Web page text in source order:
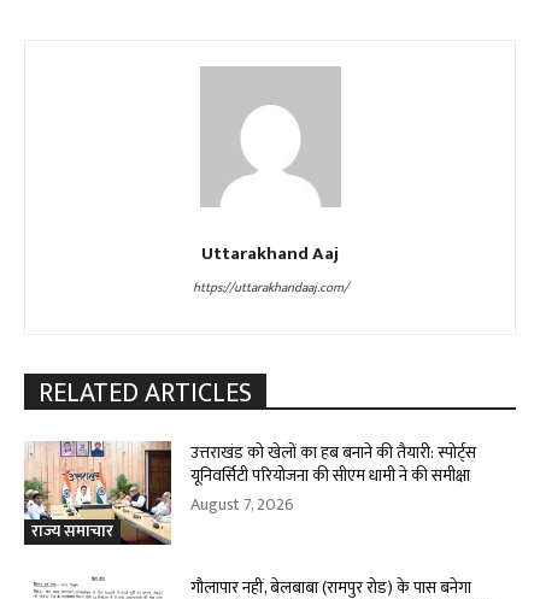
Uttarakhand Aaj
https://uttarakhandaaj.com/
RELATED ARTICLES
राज्य समाचार
उत्तराखंड को खेलों का हब बनाने की तैयारी: स्पोर्ट्स
यूनिवर्सिटी परियोजना की सीएम धामी ने की समीक्षा
August 7, 2026
गौलापार नहीं, बेलबाबा (रामपुर रोड) के पास बनेगा